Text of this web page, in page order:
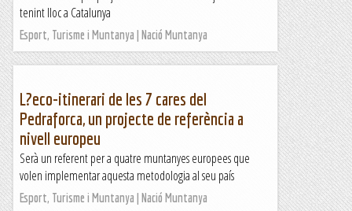
tenint lloc a Catalunya
Esport, Turisme i Muntanya | Nació Muntanya
L?eco-itinerari de les 7 cares del
Pedraforca, un projecte de referència a
nivell europeu
Serà un referent per a quatre muntanyes europees que
volen implementar aquesta metodologia al seu país
Esport, Turisme i Muntanya | Nació Muntanya